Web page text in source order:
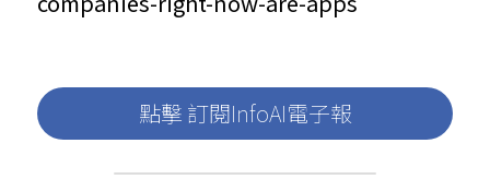
點擊 訂閱InfoAI電子報